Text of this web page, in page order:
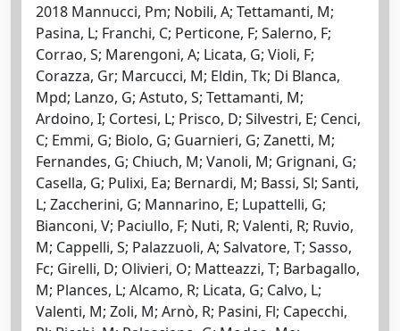
2018 Mannucci, Pm; Nobili, A; Tettamanti, M;
Pasina, L; Franchi, C; Perticone, F; Salerno, F;
Corrao, S; Marengoni, A; Licata, G; Violi, F;
Corazza, Gr; Marcucci, M; Eldin, Tk; Di Blanca,
Mpd; Lanzo, G; Astuto, S; Tettamanti, M;
Ardoino, I; Cortesi, L; Prisco, D; Silvestri, E; Cenci,
C; Emmi, G; Biolo, G; Guarnieri, G; Zanetti, M;
Fernandes, G; Chiuch, M; Vanoli, M; Grignani, G;
Casella, G; Pulixi, Ea; Bernardi, M; Bassi, Sl; Santi,
L; Zaccherini, G; Mannarino, E; Lupattelli, G;
Bianconi, V; Paciullo, F; Nuti, R; Valenti, R; Ruvio,
M; Cappelli, S; Palazzuoli, A; Salvatore, T; Sasso,
Fc; Girelli, D; Olivieri, O; Matteazzi, T; Barbagallo,
M; Plances, L; Alcamo, R; Licata, G; Calvo, L;
Valenti, M; Zoli, M; Arnò, R; Pasini, Fl; Capecchi,